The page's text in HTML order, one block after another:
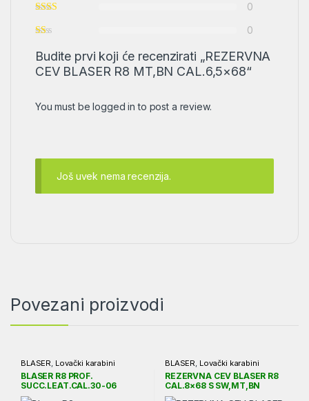
0
0
Budite prvi koji će recenzirati „REZERVNA
CEV BLASER R8 MT,BN CAL.6,5×68“
You must belogged in to post a review.
Još uvek nema recenzija.
Povezani proizvodi
BLASER, Lovački karabini
BLASER R8 PROF.
SUCC.LEAT.CAL.30-06
MT,BN
BLASER, Lovački karabini
REZERVNA CEV BLASER R8
CAL.8×68 S SW,MT,BN